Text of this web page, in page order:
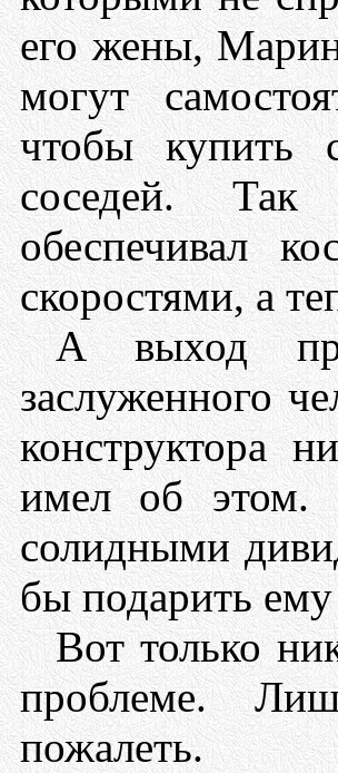
его жены,
могут
чтобы купить
соседей.
обеспечивал
скоростями, а
А выход
заслуженного
конструктора
имел об этом.
солидными
бы подарить
Вот только
проблеме.
пожалеть.